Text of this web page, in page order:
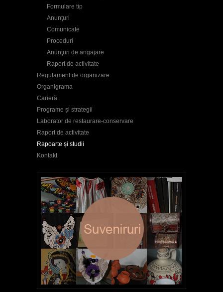
Formulare tip
Anunţuri
Comunicate
Proceduri
Anunţuri de angajare
Raport de activitate
Regulament de organizare
Organigrama
Carieră
Programe și strategii
Laborator de restaurare-conservare
Raport de activitate
Rapoarte și studii
Kontakt